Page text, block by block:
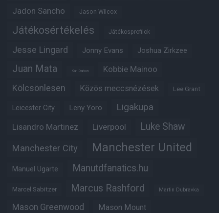
Jadon Sancho Jason Wilcox
Játékosértékelés Játékosprofilok
Jesse Lingard Jonny Evans Joshua Zirkzee
Juan Mata Karl Darlow Kobbie Mainoo
Kölcsönlesen Közös meccsnézések Lee Grant
Leicester City Leny Yoro Ligakupa
Lisandro Martinez Liverpool Luke Shaw
Manchester City Manchester United
Manuel Ugarte Manutdfanatics.hu
Marcel Sabitzer Marcus Rashford Martin Dubravka
Mason Greenwood Mason Mount